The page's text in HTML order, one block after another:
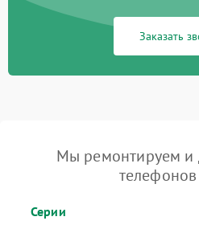
Заказать
Мы ремонтируем и
телефонов
Серии